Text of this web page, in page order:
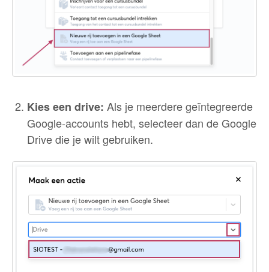
Kies een drive: Als je meerdere geïntegreerde
Google-accounts hebt, selecteer dan de Google
Drive die je wilt gebruiken.